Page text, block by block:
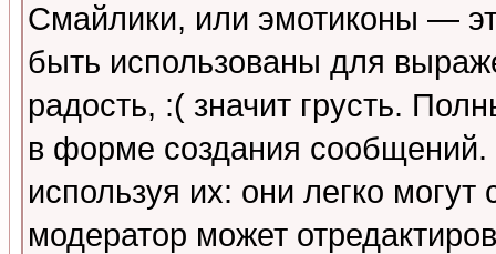
Смайлики, или эмотиконы —
быть использованы для
радость, :( значит грусть.
в форме создания сообщений.
используя их: они легко
модератор может